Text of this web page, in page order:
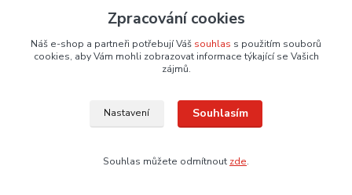
Zpracování cookies
Náš e-shop a partneři potřebují Váš souhlas s použitím souborů
cookies, aby Vám mohli zobrazovat informace týkající se Vašich
zájmů.
Nastavení Souhlasím
Souhlas můžete odmítnout zde.